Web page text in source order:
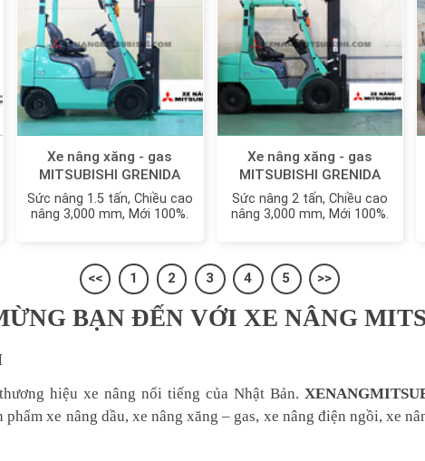
Xe nâng xăng - gas
MITSUBISHI GRENIDA
FG15N | FG15ZN MỚI
100%
Sức nâng 1.5 tấn, Chiều cao
nâng 3,000 mm, Mới 100%.
Xe nâng xăng - gas
MITSUBISHI GRENIDA
FG20CN | FG20N |
FG20ZN MỚI 100%
Sức nâng 2 tấn, Chiều cao
nâng 3,000 mm, Mới 100%.
<< 1 2 3 4 5 >>
BẠN ĐẾN VỚI XE NÂNG
hiệu xe nâng nổi tiếng của Nhật Bản.
phẩm xe nâng dầu, xe nâng xăng – gas, xe nâng điện ngồi, xe